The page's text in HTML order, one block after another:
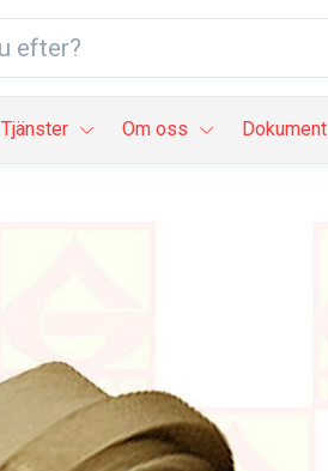
Tjänster Om oss Dokument